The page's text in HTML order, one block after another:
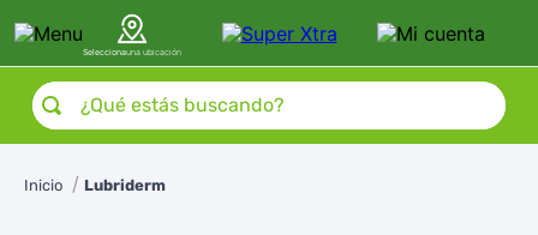
Seleccionauna ubicación
¿Qué estás buscando?
Lubriderm